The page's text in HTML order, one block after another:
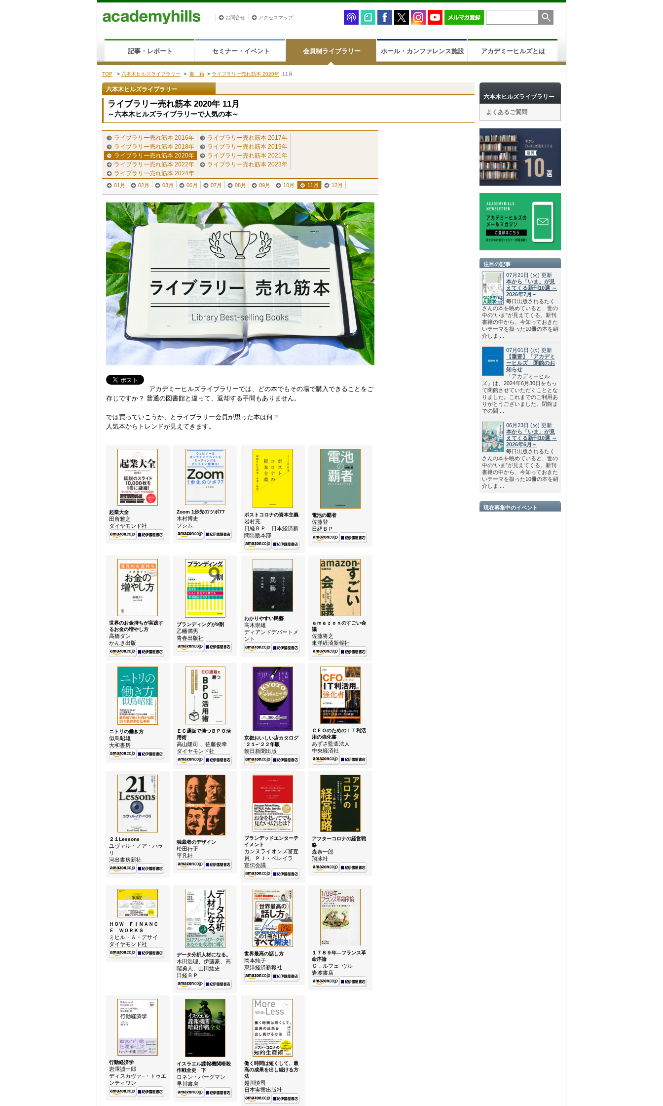
お問合せ アクセスマップ
記事・レポート セミナー・イベント 会員制ライブラリー ホール・カンファレンス施設 アカデミーヒルズとは
TOP > 六本木ヒルズライブラリー > 書 籍 > ライブラリー売れ筋本 2020年 11月
六本木ヒルズライブラリー
ライブラリー売れ筋本 2020年 11月
～六本木ヒルズライブラリーで人気の本～
ライブラリー売れ筋本 2016年
ライブラリー売れ筋本 2017年
ライブラリー売れ筋本 2018年
ライブラリー売れ筋本 2019年
ライブラリー売れ筋本 2020年
ライブラリー売れ筋本 2021年
ライブラリー売れ筋本 2022年
ライブラリー売れ筋本 2023年
ライブラリー売れ筋本 2024年
01月 02月 03月 06月 07月 08月 09月 10月 11月 12月
アカデミーヒルズライブラリーでは、どの本でもその場で購入できることをご
存じですか？ 普通の図書館と違って、返却する手間もありません。
では買っていこうか、とライブラリー会員が思った本は何？
人気本からトレンドが見えてきます。
起業大全
田所雅之
ダイヤモンド社
Zoom 1歩先のツボ77
木村博史
ソシム
ポストコロナの資本主義
岩村充
日経ＢＰ 日本経済新
聞出版本部
電池の覇者
佐藤登
日経ＢＰ
世界のお金持ちが実践す
るお金の増やし方
高橋ダン
かんき出版
ブランディングが9割
乙幡満男
青春出版社
わかりやすい民藝
高木崇雄
ディアンドデパートメ
ント
ａｍａｚｏｎのすごい会
議
佐藤将之
東洋経済新報社
ニトリの働き方
似鳥昭雄
大和書房
ＥＣ通販で勝つＢＰＯ活
用術
高山隆司 、佐藤俊幸
ダイヤモンド社
京都おいしい店カタログ
’２１−’２２年版
朝日新聞出版
ＣＦＯのためのＩＴ利活
用の強化書
あずさ監査法人
中央経済社
２１Lessons
ユヴァル・ノア・ハラ
リ
河出書房新社
独裁者のデザイン
松田行正
平凡社
ブランデッドエンターテ
イメント
カンヌライオンズ審査
員、ＰＪ・ペレイラ
宣伝会議
アフターコロナの経営戦
略
森泰一郎
翔泳社
ＨＯＷ ＦＩＮＡＮＣ
Ｅ ＷＯＲＫＳ
ミヒル・Ａ・デサイ
ダイヤモンド社
データ分析人材になる。
木田浩理、伊藤豪、高
階勇人、山田紘史
日経ＢＰ
世界最高の話し方
岡本純子
東洋経済新報社
１７８９年—フランス革
命序論
Ｇ．ルフェ−ヴル
岩波書店
行動経済学
岩澤誠一郎
ディスカヴァ−・トゥエ
ンティワン
イスラエル諜報機関暗殺
作戦全史 下
ロネン・バーグマン
早川書房
働く時間は短くして、最
高の成果を出し続ける方
法
越川慎司
日本実業出版社
六本木ヒルズライブラリー
よくあるご質問
注目の記事
07月21日 (火) 更新
本から「いま」が見
えてくる新刊10選 ～
2026年7月～
毎日出版されるたく
さんの本を眺めていると、世の
中の“いま”が見えてくる。新刊
書籍の中から、今知っておきた
いテーマを扱った10冊の本を紹
介しま....
07月01日 (水) 更新
【重要】「アカデミ
ーヒルズ」閉館のお
知らせ
「アカデミーヒル
ズ」は、2024年6月30日をもっ
て閉館させていただくこととな
りました。これまでのご利用あ
りがとうございました。閉館ま
での間....
06月23日 (火) 更新
本から「いま」が見
えてくる新刊10選 ～
2026年6月～
毎日出版されるたく
さんの本を眺めていると、世の
中の“いま”が見えてくる。新刊
書籍の中から、今知っておきた
いテーマを扱った10冊の本を紹
介しま....
現在募集中のイベント